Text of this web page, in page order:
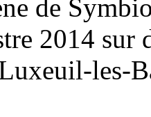
de
2014 sur
les-